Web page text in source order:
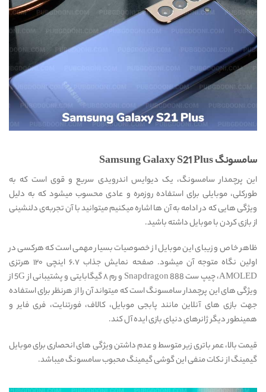
سامسونگ Samsung Galaxy S21 Plus
این پرچمدار سامسونگ، یک دیوایس اندرویدی سریع و قوی است که به
طورکلی، موبایلی برای استفاده روزمره و عادی محسوب میشود که به دلیل
ویژگی هایی که در ادامه به آن ها اشاره میکنیم میتوانید با آن تجربه‌ی دلنشینی
از بازی کردن با موبایل داشته باشید.
ظاهر خاص و زیبای این موبایل از خصوصیات بسیار مهمی است که هرکسی در
اولین نگاه متوجه آن میشود. صفحه نمایش جذاب ۶.۷ اینچی ۱۲۰ هرتزی
AMOLED، چیپ ست Snapdragon 888 و رم ۸ گیگابایتی و پشتیبانی از 5G از
ویژگی های این پرچمدار سامسونگ است که میتواند آن را از هرنظر برای استفاده
جهت بازی های آنلاین مانند پابجی موبایل، کالاف، فورتنایت، فری فایر و
همینطور دیگر ژانرهای دنیای بازی ایده آل کند.
قیمت بالا، عمر باتری زیر متوسط و عدم داشتن ویژگی های انحصاری برای موبایل
گیمینگ از نکات منفی این گوشی گیمینگ محبوب سامسونگ میباشد.